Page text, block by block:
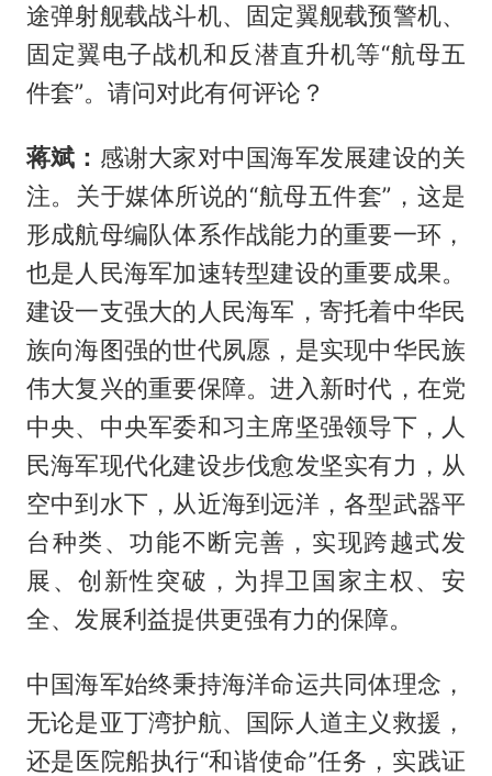
途弹射舰载战斗机、固定翼舰载预警机、
固定翼电子战机和反潜直升机等“航母五
件套”。请问对此有何评论？
蒋斌： 感谢大家对中国海军发展建设的关
注。关于媒体所说的“航母五件套”，这是
形成航母编队体系作战能力的重要一环，
也是人民海军加速转型建设的重要成果。
建设一支强大的人民海军，寄托着中华民
族向海图强的世代夙愿，是实现中华民族
伟大复兴的重要保障。进入新时代，在党
中央、中央军委和习主席坚强领导下，人
民海军现代化建设步伐愈发坚实有力，从
空中到水下，从近海到远洋，各型武器平
台种类、功能不断完善，实现跨越式发
展、创新性突破，为捍卫国家主权、安
全、发展利益提供更强有力的保障。
中国海军始终秉持海洋命运共同体理念，
无论是亚丁湾护航、国际人道主义救援，
还是医院船执行“和谐使命”任务，实践证